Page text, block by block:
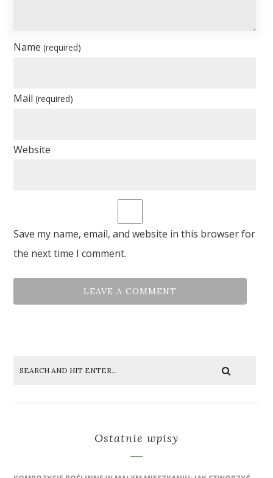
Name(required)
Mail(required)
Website
Save my name, email, and website in this browser for
the next time I comment.
Ostatnie wpisy